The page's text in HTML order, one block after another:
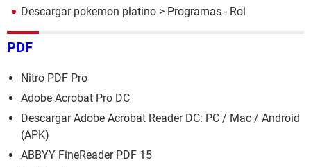
Descargar pokemon platino > Programas - Rol
PDF
Nitro PDF Pro
Adobe Acrobat Pro DC
Descargar Adobe Acrobat Reader DC: PC / Mac / Android
(APK)
ABBYY FineReader PDF 15